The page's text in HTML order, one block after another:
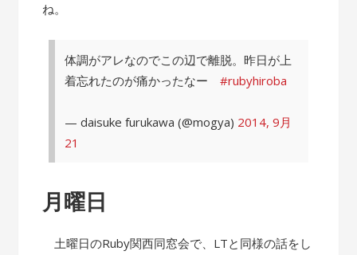
ね。
体調がアレなのでこの辺で離脱。昨日が上
着忘れたのが痛かったなー#rubyhiroba
— daisuke furukawa (@mogya) 2014, 9月
21
月曜日
土曜日のRuby関西同窓会で、LTと同様の話をし